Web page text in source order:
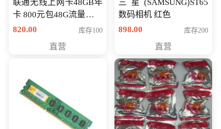
联通无线上网卡48GB年
卡 800元包48G流量，其
中全国流量12G，省内
820.00 库存100
直营
三星(SAMSUNG)ST65
数码相机 红色
898.00
库存200
直营